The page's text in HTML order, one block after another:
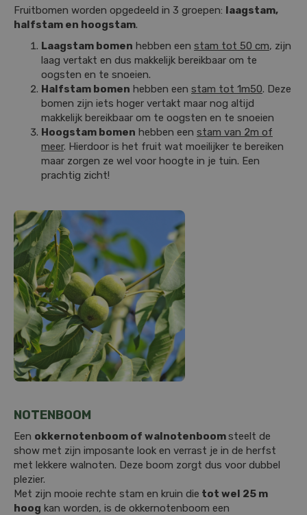
Fruitbomen worden opgedeeld in 3 groepen: laagstam,
halfstam en hoogstam.
Laagstam bomen hebben een stam tot 50 cm, zijn
laag vertakt en dus makkelijk bereikbaar om te
oogsten en te snoeien.
Halfstam bomen hebben een stam tot 1m50. Deze
bomen zijn iets hoger vertakt maar nog altijd
makkelijk bereikbaar om te oogsten en te snoeien
Hoogstam bomen hebben een stam van 2m of
meer. Hierdoor is het fruit wat moeilijker te bereiken
maar zorgen ze wel voor hoogte in je tuin. Een
prachtig zicht!
NOTENBOOM
Een okkernotenboom of walnotenboomsteelt de
show met zijn imposante look en verrast je in de herfst
met lekkere walnoten. Deze boom zorgt dus voor dubbel
plezier.
Met zijn mooie rechte stam en kruin die tot wel 25 m
hoog kan worden, is de okkernotenboom een